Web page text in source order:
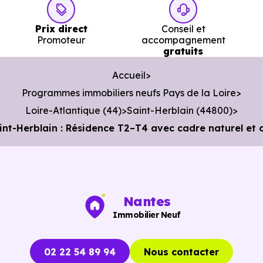
Poste :La Poste Sillon
à 2.1 km, soit 4 min en voiture
ou à 2.1 km, soit 25 min à pied.
à 1.8 km, soit 3 min en voiture ou à 1.8 km,
soit 22 min à pied.
Prix direct
Promoteur
Conseil et
accompagnement
gratuits
Accueil
Programmes immobiliers neufs Pays de la Loire
Loire-Atlantique (44) Saint-Herblain (44800)
Herblain : Résidence T2–T4 avec cadre naturel
Nantes
Immobilier Neuf
02 22 54 89 94 Nous contacter